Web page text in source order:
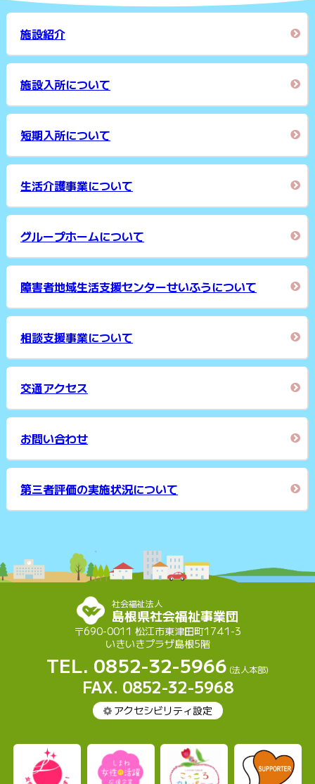
施設紹介
施設入所について
短期入所について
生活介護事業について
グループホームについて
障害者地域生活支援センターせいふうについて
相談支援事業について
交通アクセス
お問い合わせ
第三者評価の実施状況について
社会福祉法人
島根県社会福祉事業団
〒690-0011 松江市東津田町1741-3
いきいきプラザ島根5階
TEL. 0852-32-5966 (法人本部)
FAX. 0852-32-5968
アクセシビリティ設定